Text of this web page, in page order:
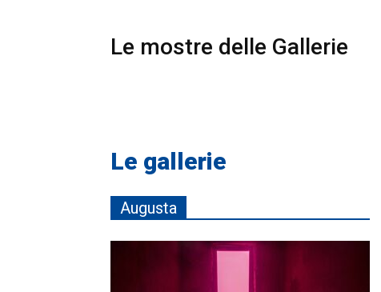
Le mostre delle Gallerie
Le gallerie
Augusta